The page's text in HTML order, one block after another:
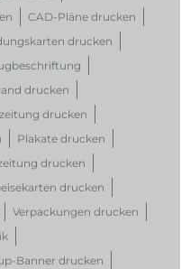
CAD-Pläne drucken
drucken
drucken
drucken
Plakate drucken
drucken
drucken
Verpackungen drucken
Banner drucken